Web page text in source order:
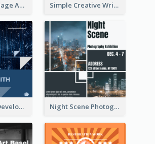
Flower Language And Calligraphy Instagram Post Simple Creative Writing Quote Instagram Post
Technology Development Conference Instagram Post Night Scene Photography Exhibition Instagram Post